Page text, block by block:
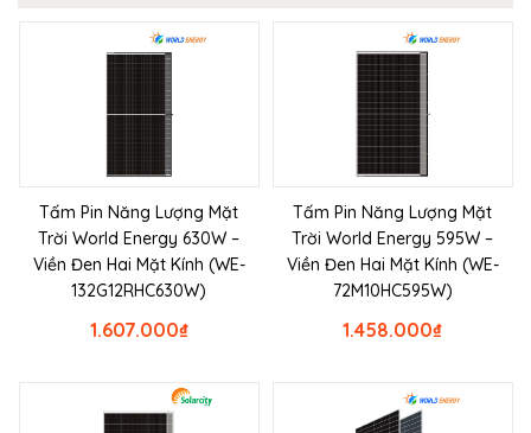
Tấm Pin Năng Lượng Mặt
Trời World Energy 630W –
Viền Đen Hai Mặt Kính (WE-
132G12RHC630W)
₫
1.607.000
Tấm Pin Năng Lượng Mặt
Trời World Energy 595W –
Viền Đen Hai Mặt Kính (WE-
72M10HC595W)
₫
1.458.000